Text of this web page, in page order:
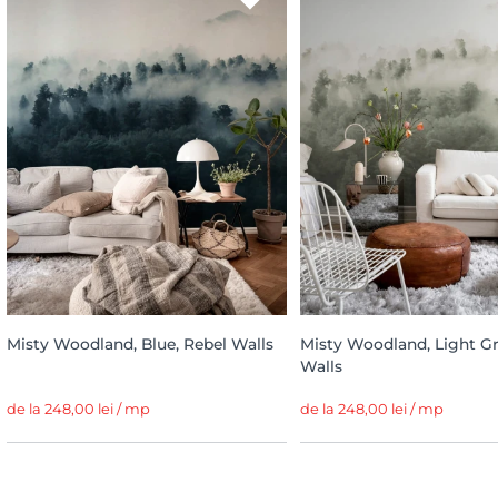
Misty Woodland, Blue, Rebel Walls
de la 248,00 lei / mp
Misty Woodland, Light
Walls
de la 248,00 lei / mp